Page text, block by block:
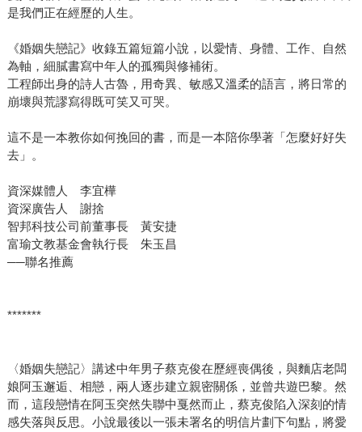
是我們正在經歷的人生。
《婚姻失戀記》收錄五篇短篇小說，以愛情、身體、工作、自然
為軸，細膩書寫中年人的孤獨與修補術。
工程師出身的詩人古魯，用奇異、敏感又溫柔的語言，將日常的
崩壞與荒謬寫得既可笑又可哭。
這不是一本教你如何挽回的書，而是一本陪你學著「怎麼好好失
去」。
資深媒體人 李宜樺
資深廣告人 謝捨
智邦科技公司前董事長 黃安捷
富瑜文教基金會執行長 朱玉昌
──聯名推薦
*******
〈婚姻失戀記〉講述中年男子蔡克俊在歷經喪偶後，與麵店老闆
娘阿玉邂逅、相戀，兩人逐步建立親密關係，並曾共遊巴黎。然
而，這段戀情在阿玉突然失聯中戛然而止，蔡克俊陷入深刻的情
感失落與反思。小說最後以一張未署名的明信片劃下句點，將愛